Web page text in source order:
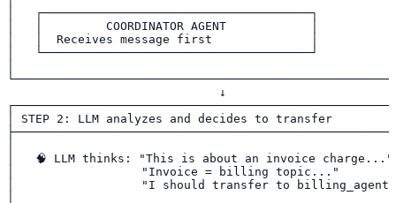
│   ┌──────────────────────────────────────┐
│   │         COORDINATOR AGENT            │
│   │  Receives message first              │
│   └──────────────────────────────────────┘
                              ↓
│ STEP 2: LLM analyzes and decides to transfer
│   🧠 LLM thinks: "This is about an invoice
│                  "Invoice = billing topic..."
│                  "I should transfer to